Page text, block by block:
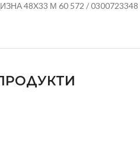
48X33 М 60 572 / 0300723348